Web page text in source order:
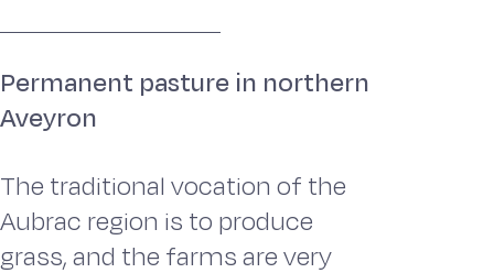
Permanent pasture in northern
Aveyron
The traditional vocation of the
Aubrac region is to produce
grass, and the farms are very